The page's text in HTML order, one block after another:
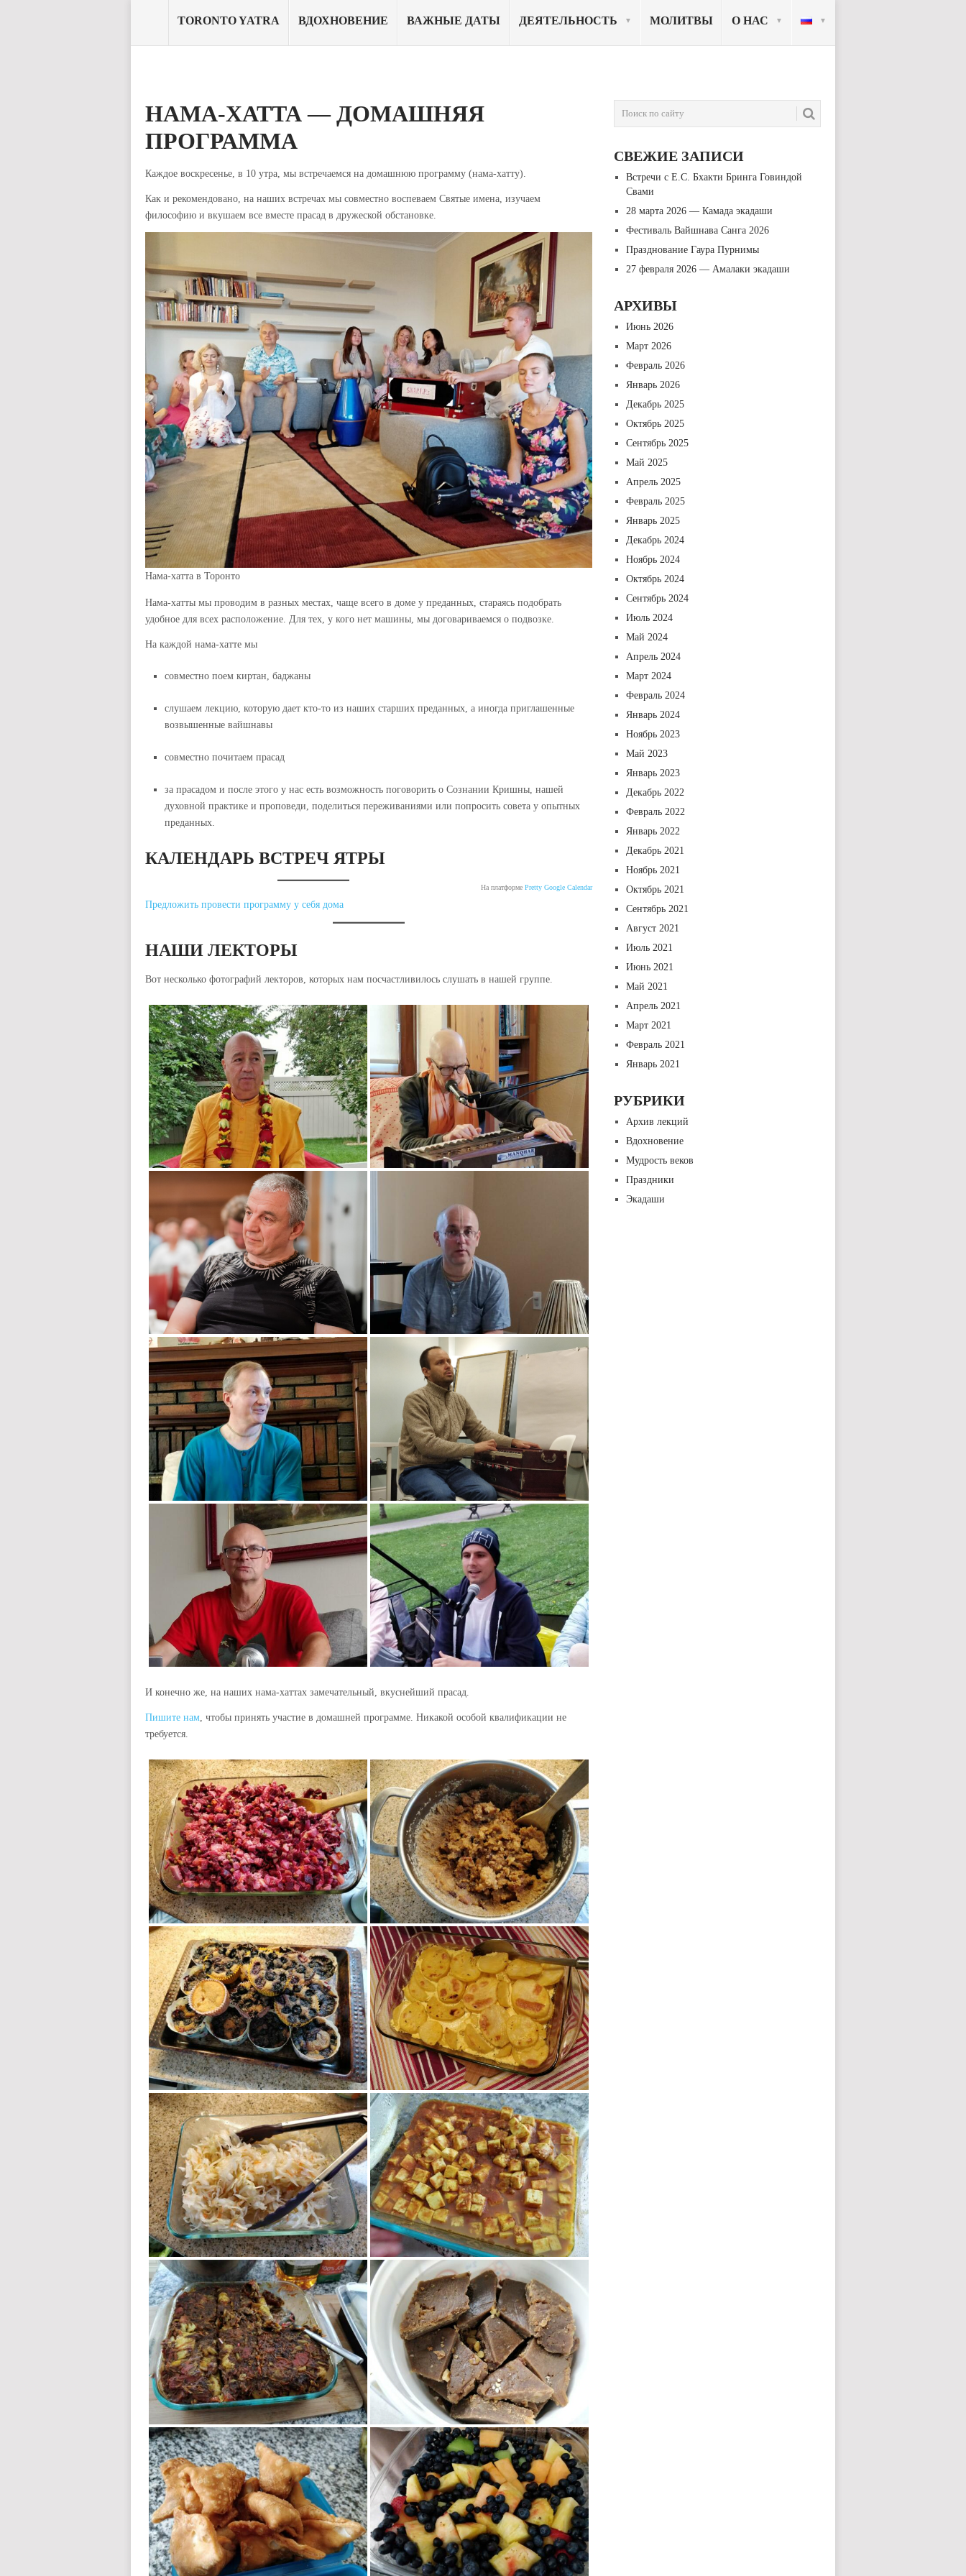
TORONTO YATRA ВДОХНОВЕНИЕ ВАЖНЫЕ ДАТЫ ДЕЯТЕЛЬНОСТЬ МОЛИТВЫ О НАС
НАМА-ХАТТА — ДОМАШНЯЯ
ПРОГРАММА
Каждое воскресенье, в 10 утра, мы встречаемся на домашнюю программу (нама-хатту).
Как и рекомендовано, на наших встречах мы совместно воспеваем Святые имена, изучаем
философию и вкушаем все вместе прасад в дружеской обстановке.
Нама-хатта в Торонто
Нама-хатты мы проводим в разных местах, чаще всего в доме у преданных, стараясь подобрать
удобное для всех расположение. Для тех, у кого нет машины, мы договариваемся о подвозке.
На каждой нама-хатте мы
совместно поем киртан, баджаны
слушаем лекцию, которую дает кто-то из наших старших преданных, а иногда приглашенные
возвышенные вайшнавы
совместно почитаем прасад
за прасадом и после этого у нас есть возможность поговорить о Сознании Кришны, нашей
духовной практике и проповеди, поделиться переживаниями или попросить совета у опытных
преданных.
КАЛЕНДАРЬ ВСТРЕЧ ЯТРЫ
На платформеPretty Google Calendar
Предложить провести программу у себя дома
НАШИ ЛЕКТОРЫ
Вот несколько фотографий лекторов, которых нам посчастливилось слушать в нашей группе.
И конечно же, на наших нама-хаттах замечательный, вкуснейший прасад.
Пишите нам, чтобы принять участие в домашней программе. Никакой особой квалификации не
требуется.
СВЕЖИЕ ЗАПИСИ
Встречи с Е.С. Бхакти Бринга Говиндой
Свами
28 марта 2026 — Камада экадаши
Фестиваль Вайшнава Санга 2026
Празднование Гаура Пурнимы
27 февраля 2026 — Амалаки экадаши
АРХИВЫ
Июнь 2026
Март 2026
Февраль 2026
Январь 2026
Декабрь 2025
Октябрь 2025
Сентябрь 2025
Май 2025
Апрель 2025
Февраль 2025
Январь 2025
Декабрь 2024
Ноябрь 2024
Октябрь 2024
Сентябрь 2024
Июль 2024
Май 2024
Апрель 2024
Март 2024
Февраль 2024
Январь 2024
Ноябрь 2023
Май 2023
Январь 2023
Декабрь 2022
Февраль 2022
Январь 2022
Декабрь 2021
Ноябрь 2021
Октябрь 2021
Сентябрь 2021
Август 2021
Июль 2021
Июнь 2021
Май 2021
Апрель 2021
Март 2021
Февраль 2021
Январь 2021
РУБРИКИ
Архив лекций
Вдохновение
Мудрость веков
Праздники
Экадаши